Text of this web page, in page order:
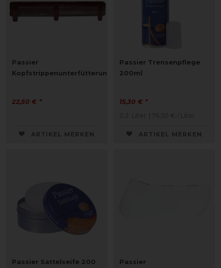
Passier
Kopfstrippenunterfütterung
22,50 € *
ARTIKEL MERKEN
Passier Trensenpflege
200ml
15,30 € *
0.2 Liter | 76,50 € / Liter
ARTIKEL MERKEN
Passier Sattelseife 200
Passier